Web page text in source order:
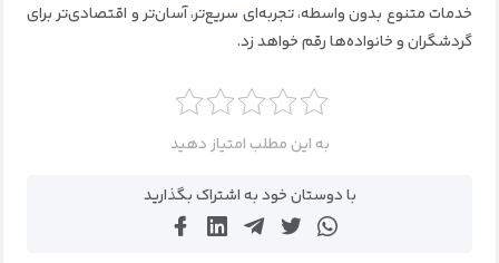
خدمات متنوع بدون واسطه، تجربه‌ای سریع‌تر، آسان‌تر و اقتصادی‌تر برای
گردشگران و خانواده‌ها رقم خواهد زد.
به این مطلب امتیاز دهید
با دوستان خود به اشتراک بگذارید